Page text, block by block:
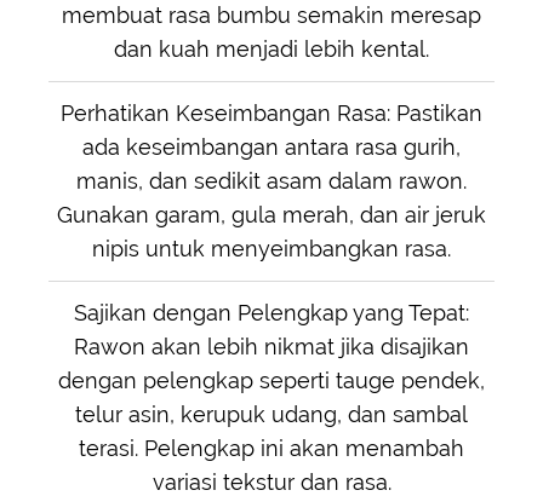
membuat rasa bumbu semakin meresap
dan kuah menjadi lebih kental.
Perhatikan Keseimbangan Rasa: Pastikan
ada keseimbangan antara rasa gurih,
manis, dan sedikit asam dalam rawon.
Gunakan garam, gula merah, dan air jeruk
nipis untuk menyeimbangkan rasa.
Sajikan dengan Pelengkap yang Tepat:
Rawon akan lebih nikmat jika disajikan
dengan pelengkap seperti tauge pendek,
telur asin, kerupuk udang, dan sambal
terasi. Pelengkap ini akan menambah
variasi tekstur dan rasa.